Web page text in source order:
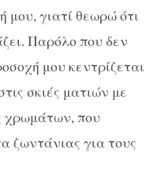
μου, γιατί θεωρώ ότι
Παρόλο που δεν
μου κεντρίζεται
σκιές ματιών με
χρωμάτων, που
ζωντάνιας για τους